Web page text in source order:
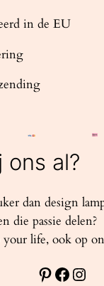
in de EU
ons al?
dan design
die passie delen?
life, ook op
Pinterest Facebook Instagram